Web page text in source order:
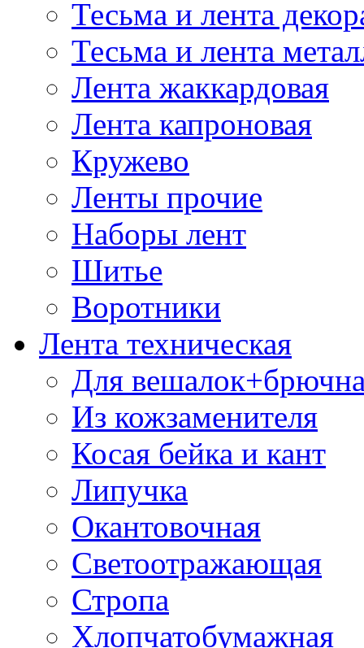
Тесьма и лента
Тесьма и лента
Лента жаккардовая
Лента капроновая
Кружево
Ленты прочие
Наборы лент
Шитье
Воротники
Лента техническая
Для
Из кожзаменителя
Косая бейка и кант
Липучка
Окантовочная
Светоотражающая
Стропа
Хлопчатобумажная